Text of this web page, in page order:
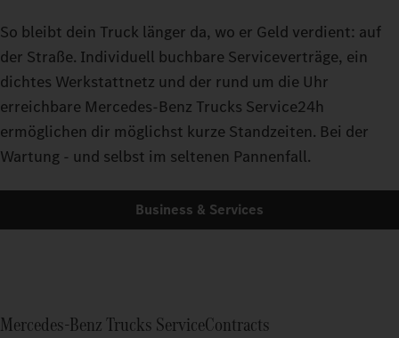
So bleibt dein Truck länger da, wo er Geld verdient: auf
der Straße. Individuell buchbare Serviceverträge, ein
dichtes Werkstattnetz und der rund um die Uhr
erreichbare Mercedes-Benz Trucks Service24h
ermöglichen dir möglichst kurze Standzeiten. Bei der
Wartung - und selbst im seltenen Pannenfall.
Business & Services
Mercedes‑Benz Trucks ServiceContracts